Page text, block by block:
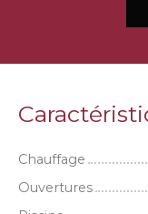
Chauffage
Ouvertures